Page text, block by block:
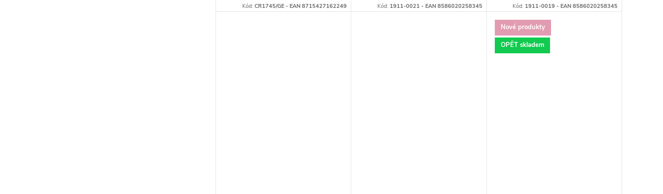
Kód:CR1745/GE - EAN 8715427162249 Kód: 1911-0021 - EAN 8586020258345 Kód: 1911-0019 - EAN 8586020258345
Nové produkty
OPĚT skladem